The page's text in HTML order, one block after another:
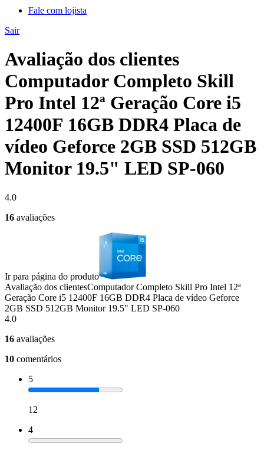
Fale com lojista
Sair
Avaliação dos clientes
Computador Completo Skill
Pro Intel 12ª Geração Core i5
12400F 16GB DDR4 Placa de
vídeo Geforce 2GB SSD 512GB
Monitor 19.5" LED SP-060
4.0
16 avaliações
Ir para página do produto
Avaliação dos clientesComputador Completo Skill Pro Intel 12ª
Geração Core i5 12400F 16GB DDR4 Placa de vídeo Geforce
2GB SSD 512GB Monitor 19.5" LED SP-060
4.0
16 avaliações
10 comentários
5
12
4